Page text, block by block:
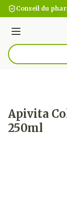
Aller au contenu
Conseil du
Menu
Rechercher
Apivita
250ml